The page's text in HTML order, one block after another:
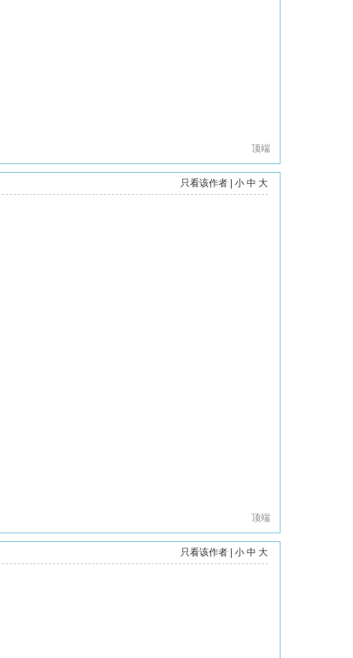
顶端
只看该作者 小 中 大
顶端
只看该作者 小 中 大